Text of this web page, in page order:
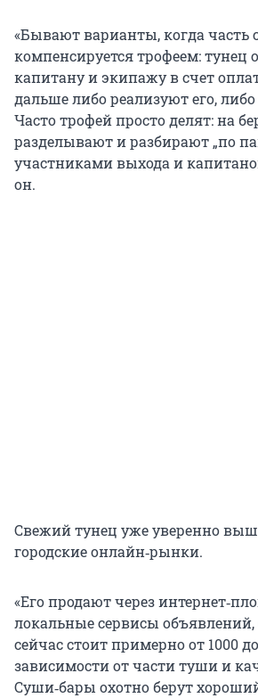
«Бывают варианты, когда часть
компенсируется трофеем: тунец
капитану и экипажу в счет
дальше либо реализуют его, либо
Часто трофей просто делят: на
разделывают и разбирают „по
участниками выхода и
он.
Свежий тунец уже уверенно
городские онлайн‑рынки.
«Его продают через
локальные сервисы
сейчас стоит примерно от 1000
зависимости от части туши и
Суши‑бары охотно берут